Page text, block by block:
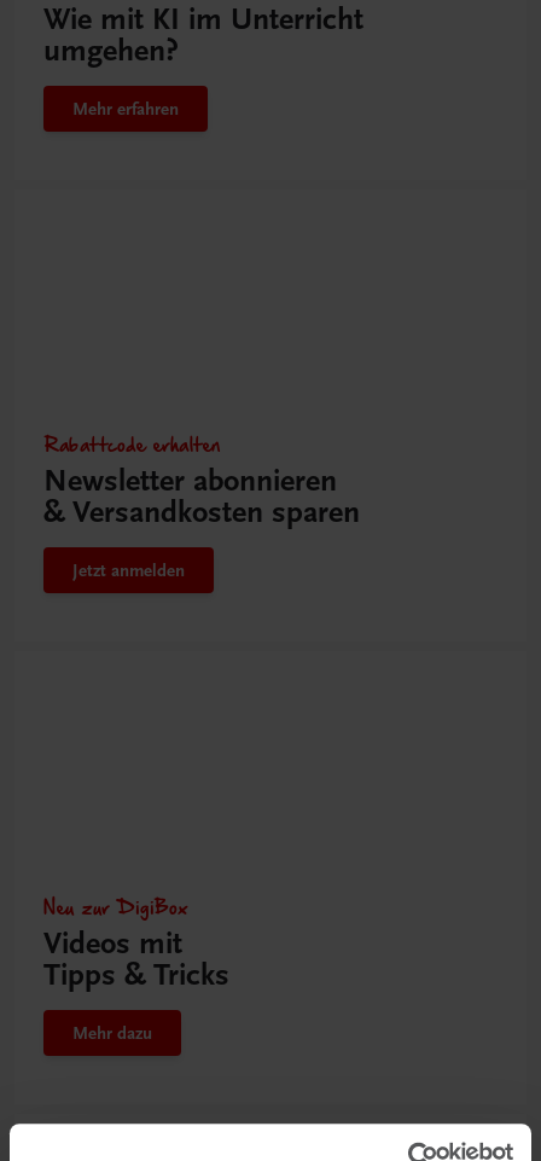
Wie mit KI im Unterricht
umgehen?
Mehr erfahren
Rabattcode erhalten
Newsletter abonnieren
& Versandkosten sparen
Jetzt anmelden
Neu zur DigiBox
Videos mit
Tipps & Tricks
Mehr dazu